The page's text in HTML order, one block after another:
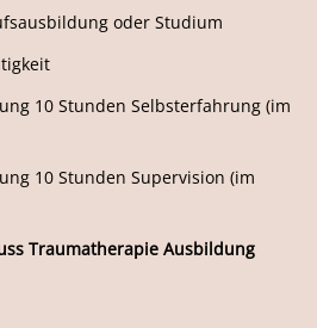
oder Studium
10 Stunden Selbsterfahrung (im
10 Stunden Supervision (im
Traumatherapie Ausbildung